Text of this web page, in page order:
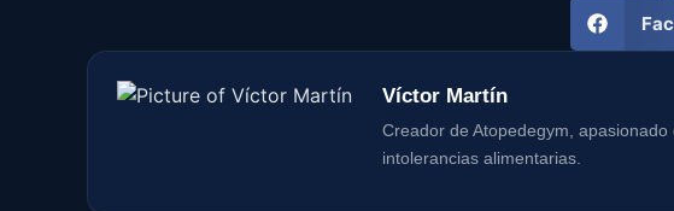
Víctor Martín
Creador de Atopedegym,
intolerancias alimentarias.